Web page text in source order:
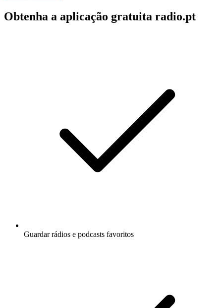
Obtenha a aplicação gratuita radio.pt
Guardar rádios e podcasts favoritos